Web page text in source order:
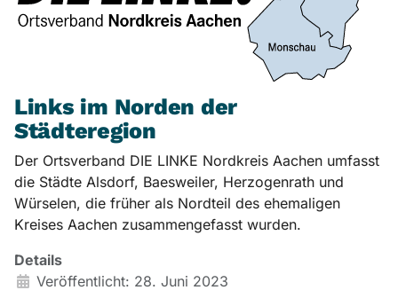
Links im Norden der
Städteregion
Der Ortsverband DIE LINKE Nordkreis Aachen umfasst
die Städte Alsdorf, Baesweiler, Herzogenrath und
Würselen, die früher als Nordteil des ehemaligen
Kreises Aachen zusammengefasst wurden.
Details
Veröffentlicht: 28. Juni 2023